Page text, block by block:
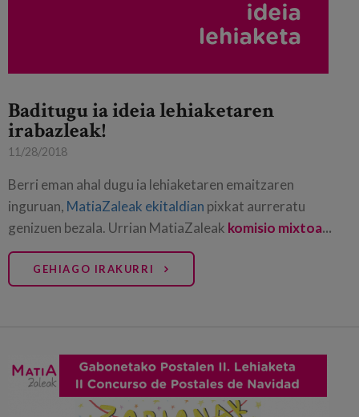
Baditugu ia ideia lehiaketaren
irabazleak!
11/28/2018
Berri eman ahal dugu ia lehiaketaren emaitzaren
inguruan, MatiaZaleak ekitaldian pixkat aurreratu
genizuen bezala. Urrian MatiaZaleak komisio mixtoa...
GEHIAGO IRAKURRI